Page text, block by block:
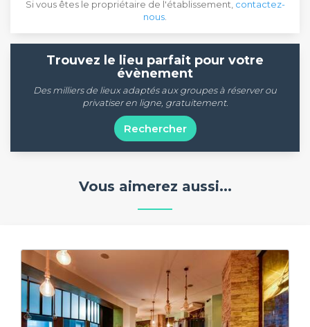
Si vous êtes le propriétaire de l'établissement, contactez-
nous
Trouvez le lieu parfait pour votre
évènement
Des milliers de lieux adaptés aux groupes à réserver ou
privatiser en ligne, gratuitement.
Rechercher
Vous aimerez aussi...